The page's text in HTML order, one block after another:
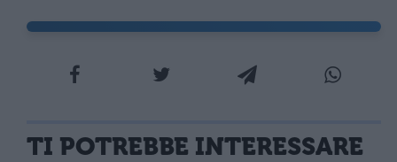
TI POTREBBE INTERESSARE